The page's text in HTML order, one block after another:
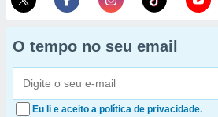
O tempo no seu email
Eu li e aceito a política de privacidade.